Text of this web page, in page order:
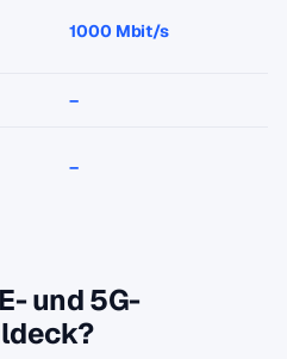
1000 Mbit/s
–
–
und 5G-